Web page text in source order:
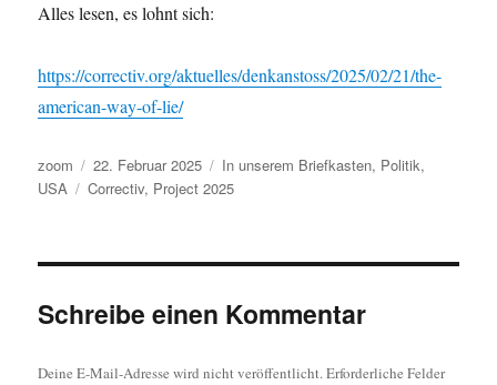
Alles lesen, es lohnt sich:
https://correctiv.org/aktuelles/denkanstoss/2025/02/21/the-
american-way-of-lie/
Autor
zoom
Veröffentlicht
am
22. Februar 2025 Kategorien
In unserem Briefkasten, Politik,
USA
Schlagwörter
Correctiv, Project 2025
Schreibe einen Kommentar
Deine E-Mail-Adresse wird nicht veröffentlicht.Erforderliche Felder